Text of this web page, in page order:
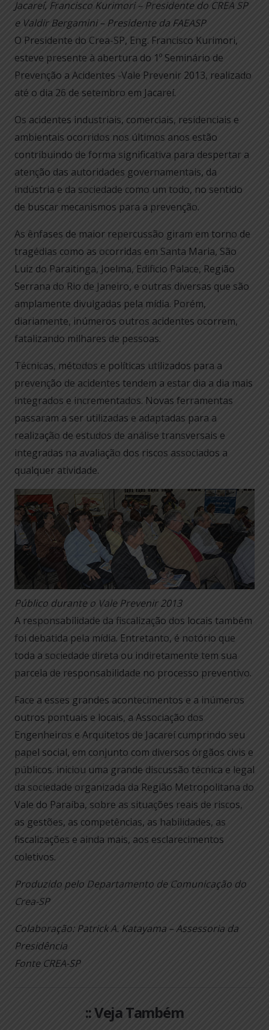
Jacareí, Francisco Kurimori – Presidente do CREA SP
e Valdir Bergamini – Presidente da FAEASP
O Presidente do Crea-SP, Eng. Francisco Kurimori,
esteve presente à abertura do 1º Seminário de
Prevenção a Acidentes -Vale Prevenir 2013, realizado
até o dia 26 de setembro em Jacareí.
Os acidentes industriais, comerciais, residenciais e
ambientais ocorridos nos últimos anos estão
contribuindo de forma significativa para despertar a
atenção das autoridades governamentais, da
indústria e da sociedade como um todo, no sentido
de buscar mecanismos para a prevenção.
As ênfases de maior repercussão giram em torno de
tragédias como as ocorridas em Santa Maria, São
Luiz do Paraitinga, Joelma, Edificio Palace, Região
Serrana do Rio de Janeiro, e outras diversas que são
amplamente divulgadas pela mídia. Porém,
diariamente, inúmeros outros acidentes ocorrem,
fatalizando milhares de pessoas.
Técnicas, métodos e políticas utilizados para a
prevenção de acidentes tendem a estar dia a dia mais
integrados e incrementados. Novas ferramentas
passaram a ser utilizadas e adaptadas para a
realização de estudos de análise transversais e
integradas na avaliação dos riscos associados a
qualquer atividade.
Público durante o Vale Prevenir 2013
A responsabilidade da fiscalização dos locais também
foi debatida pela mídia. Entretanto, é notório que
toda a sociedade direta ou indiretamente tem sua
parcela de responsabilidade no processo preventivo.
Face a esses grandes acontecimentos e a inúmeros
outros pontuais e locais, a Associação dos
Engenheiros e Arquitetos de Jacareí cumprindo seu
papel social, em conjunto com diversos órgãos civis e
públicos. iniciou uma grande discussão técnica e legal
da sociedade organizada da Região Metropolitana do
Vale do Paraíba, sobre as situações reais de riscos,
as gestões, as competências, as habilidades, as
fiscalizações e ainda mais, aos esclarecimentos
coletivos.
Produzido pelo Departamento de Comunicação do
Crea-SP
Colaboração: Patrick A. Katayama – Assessoria da
Presidência
Fonte CREA-SP
:: Veja Também